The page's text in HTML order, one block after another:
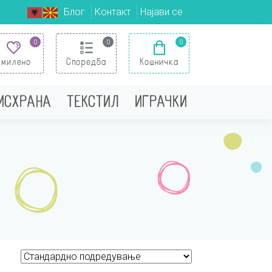
Блог Контакт Најави се
0 0
Споредба
0
Кошничка
ТЕКСТИЛ ИГРАЧКИ